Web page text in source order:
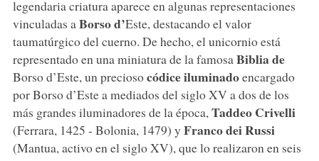
legendaria criatura aparece en algunas representaciones
vinculadas a Borso d’Este, destacando el valor
taumatúrgico del cuerno. De hecho, el unicornio está
representado en una miniatura de la famosaBiblia de
Borso d’Este, un preciosocódice iluminadoencargado
por Borso d’Este a mediados del siglo XV a dos de los
más grandes iluminadores de la época, Taddeo Crivelli
(Ferrara, 1425 - Bolonia, 1479) y Franco dei Russi
(Mantua, activo en el siglo XV), que lo realizaron en seis